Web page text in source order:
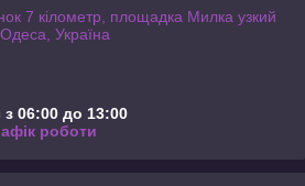
7 кілометр, площадка Милка узкий
Україна
06:00 до 13:00
роботи